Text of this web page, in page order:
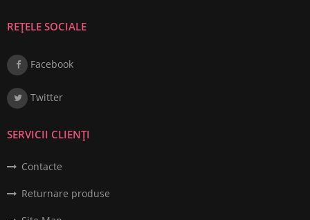
REȚELE SOCIALE
Facebook
Twitter
SERVICII CLIENȚI
Contacte
Returnare produse